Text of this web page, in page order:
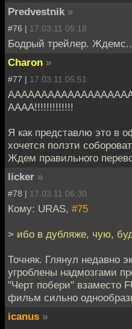
Predvestnik »
#76 | 17.03.11 05:18
Бодрый трейлер.
Charon »
#77 | 17.03.11 05:51
АААА!!!!!!!!!!!!!
Я как представлю это в
хочется ползти
Ждем правильного
licker »
#78 | 17.03.11 06:30
Кому: URAS, #75
> ибо в дубляже, чую,
Точняк. Глянул недавно
угроблены надмозгами
"Черт побери" взаместо
фильм сильно
icanus »